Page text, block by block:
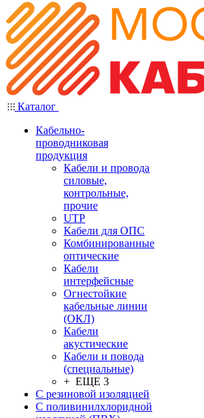
Каталог
Кабельно-
проводниковая
продукция
Кабели и провода
силовые,
контрольные,
прочие
UTP
Кабели для ОПС
Комбинированные
оптические
Кабели
интерфейсные
Огнестойкие
кабельные линии
(ОКЛ)
Кабели
акустические
Кабели и повода
(специальные)
+ ЕЩЕ 3
С резиновой изоляцией
С поливинилхлоридной